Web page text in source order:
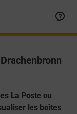
La Poste ou
les boîtes